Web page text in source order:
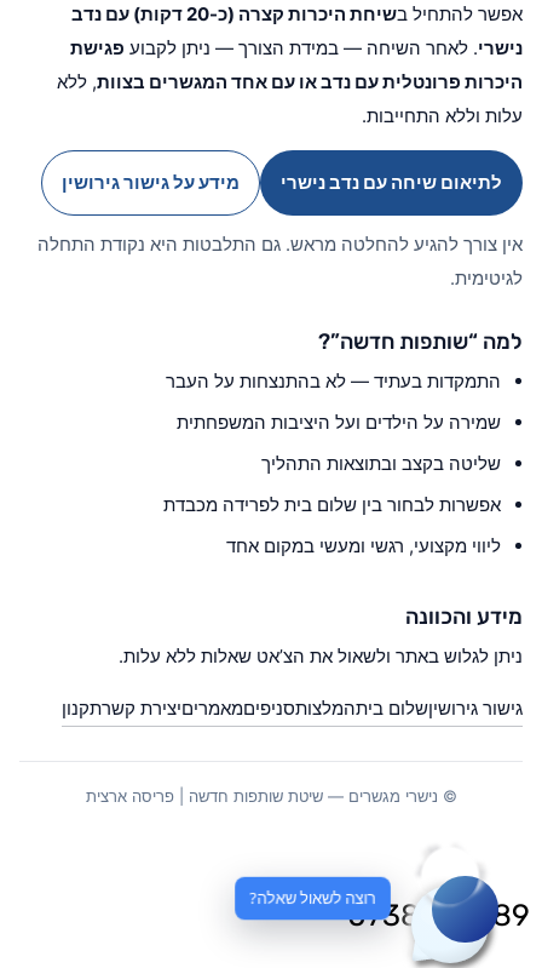
אפשר להתחיל ב
שיחת היכרות קצרה (כ-20 דקות) עם נדב
נישרי. לאחר השיחה — במידת הצורך — ניתן לקבוע פגישת
היכרות פרונטלית עם נדב או עם אחד המגשרים בצוות, ללא
עלות וללא התחייבות.
לתיאום שיחה עם נדב נישרי מידע על גישור גירושין
אין צורך להגיע להחלטה מראש. גם התלבטות היא נקודת התחלה
לגיטימית.
למה “שותפות חדשה”?
התמקדות בעתיד — לא בהתנצחות על העבר
שמירה על הילדים ועל היציבות המשפחתית
שליטה בקצב ובתוצאות התהליך
אפשרות לבחור בין שלום בית לפרידה מכבדת
ליווי מקצועי, רגשי ומעשי במקום אחד
מידע והכוונה
ניתן לגלוש באתר ולשאול את הצ’אט שאלות ללא עלות.
גישור גירושיןשלום ביתהמלצותסניפיםמאמריםיצירת קשרתקנון
© נישרי מגשרים — שיטת שותפות חדשה | פריסה ארצית
0738020789
רוצה לשאול שאלה?